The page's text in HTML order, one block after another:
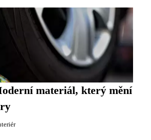
materiál, který mění